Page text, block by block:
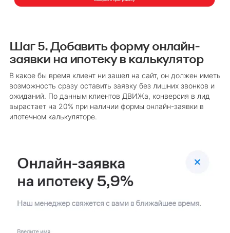
Шаг 5. Добавить форму онлайн-
заявки на ипотеку в калькулятор
В какое бы время клиент ни зашел на сайт, он должен иметь
возможность сразу оставить заявку без лишних звонков и
ожиданий. По данным клиентов ДВИЖа, конверсия в лид
вырастает на 20% при наличии формы онлайн-заявки в
ипотечном калькуляторе.